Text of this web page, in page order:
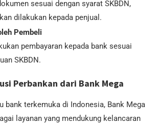
sesuai dengan syarat SKBDN,
dilakukan kepada penjual.
Pembeli
pembayaran kepada bank sesuai
SKBDN.
Perbankan dari Bank Mega
bank terkemuka di Indonesia, Bank Mega
layanan yang mendukung kelancaran